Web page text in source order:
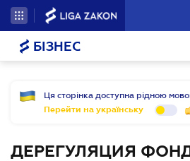
БІЗНЕС
Ця сторінка доступна рідною
Перейти на українську
ДЕРЕГУЛЯЦИЯ